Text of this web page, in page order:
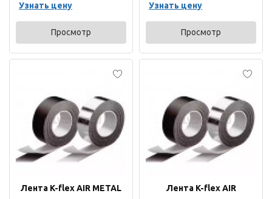
Узнать цену
Просмотр
Узнать цену
Просмотр
Лента K-flex AIR METAL Лента K-flex AIR